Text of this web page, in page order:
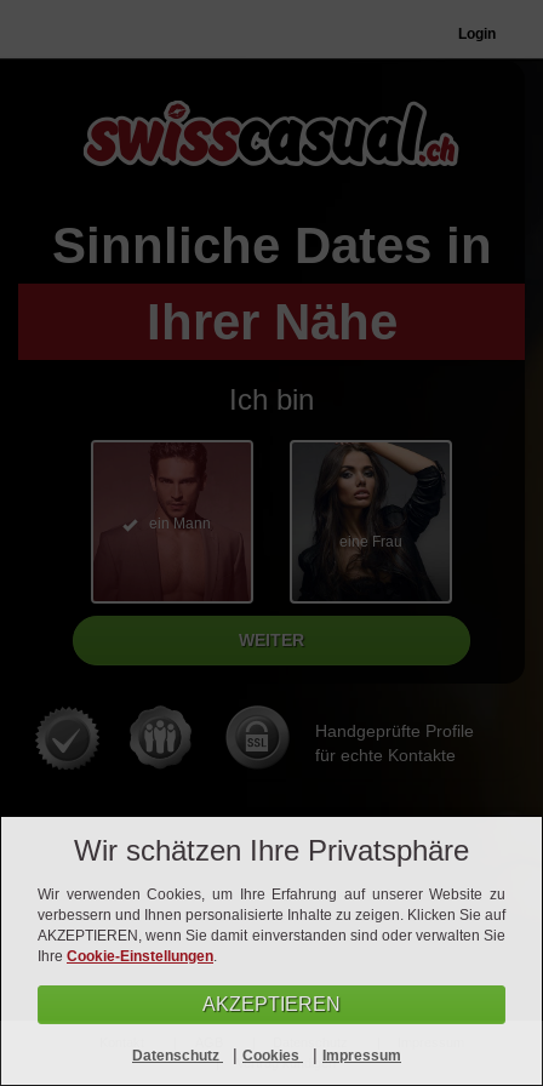
Login
Sinnliche Dates in
Ihrer Nähe
Ich bin
ein Mann
eine Frau
Handgeprüfte Profile
für echte Kontakte
Vertrag kündigen
Wir schätzen Ihre Privatsphäre
Wir verwenden Cookies, um Ihre Erfahrung auf unserer Website zu
verbessern und Ihnen personalisierte Inhalte zu zeigen. Klicken Sie auf
AKZEPTIEREN, wenn Sie damit einverstanden sind oder verwalten Sie
Ihre Cookie-Einstellungen.
AKZEPTIEREN
Datenschutz | Cookies | Impressum